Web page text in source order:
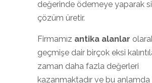
değerinde ödemeye yaparak
çözüm üretir.
Firmamız antika alanlar
geçmişe dair birçok eksi
zaman daha fazla değerleri
kazanmaktadır ve bu